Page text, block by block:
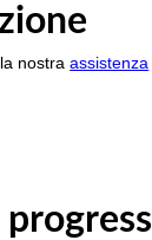
la nostraassistenza